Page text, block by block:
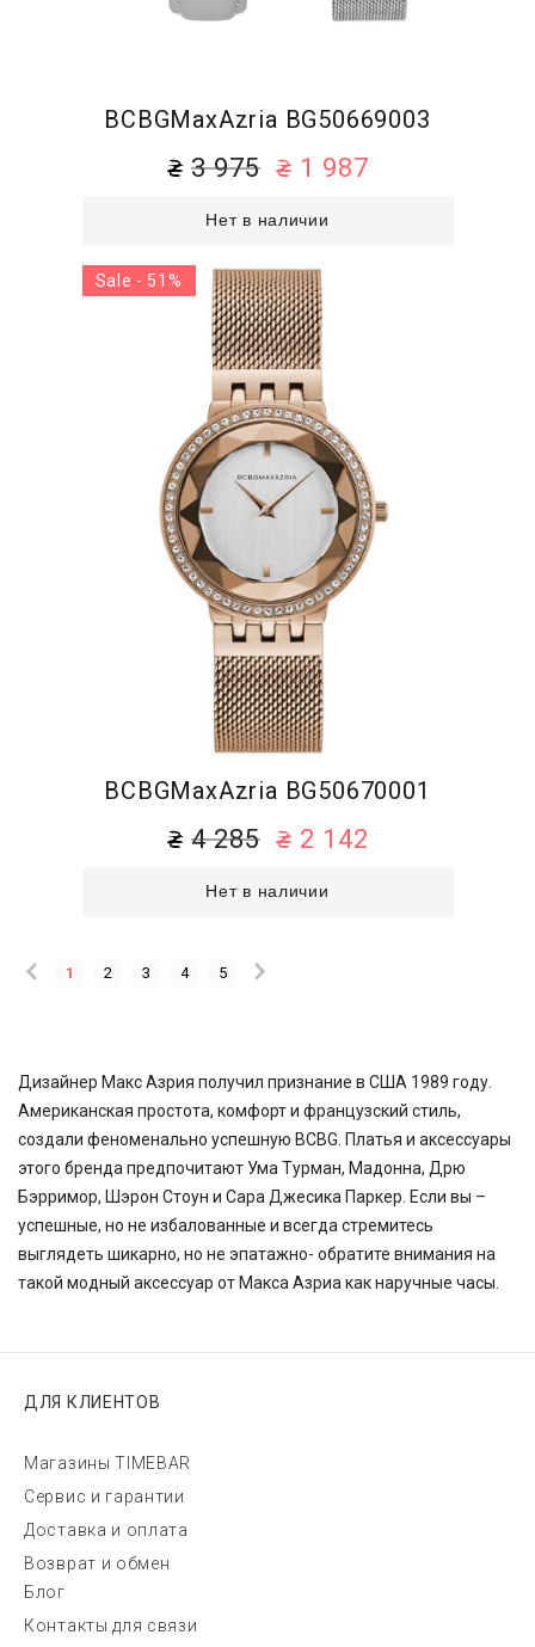
BCBGMaxAzria BG50669003
3 975 1 987
Нет в наличии
BCBGMaxAzria BG50670001
4 285 2 142
Нет в наличии
Sale - 51%
1 2 3 4 5
Дизайнер Макс Азрия получил признание в США 1989 году.
Американская простота, комфорт и французский стиль,
создали феноменально успешную BCBG. Платья и аксессуары
этого бренда предпочитают Ума Турман, Мадонна, Дрю
Бэрримор, Шэрон Стоун и Сара Джесика Паркер. Если вы –
успешные, но не избалованные и всегда стремитесь
выглядеть шикарно, но не эпатажно- обратите внимания на
такой модный аксессуар от Макса Азриа как наручные часы.
ДЛЯ КЛИЕНТОВ
Магазины TIMEBAR
Сервис и гарантии
Доставка и оплата
Возврат и обмен
Блог
Контакты для связи